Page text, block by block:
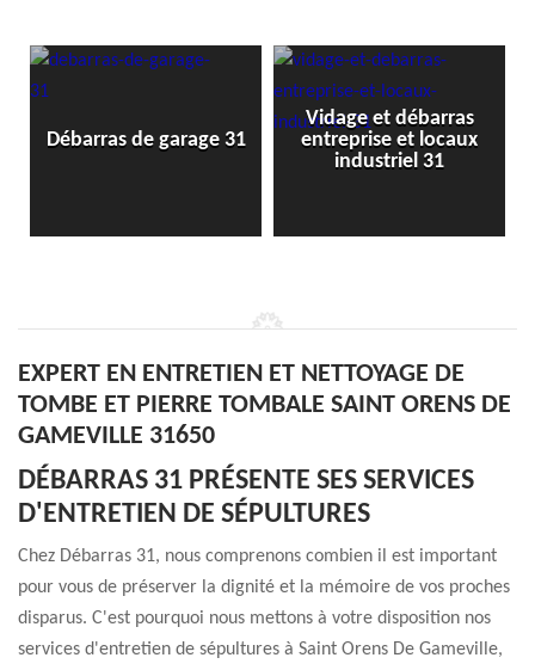
garage 31
Vidage et débarras
entreprise et locaux
Débarras de
cave 31
EXPERT EN ENTRETIEN ET NETTOYAGE DE
TOMBE ET PIERRE TOMBALE SAINT ORENS DE
GAMEVILLE 31650
DÉBARRAS 31 PRÉSENTE SES SERVICES
D'ENTRETIEN DE SÉPULTURES
Chez Débarras 31, nous comprenons combien il est important
pour vous de préserver la dignité et la mémoire de vos proches
disparus. C'est pourquoi nous mettons à votre disposition nos
services d'entretien de sépultures à Saint Orens De Gameville,